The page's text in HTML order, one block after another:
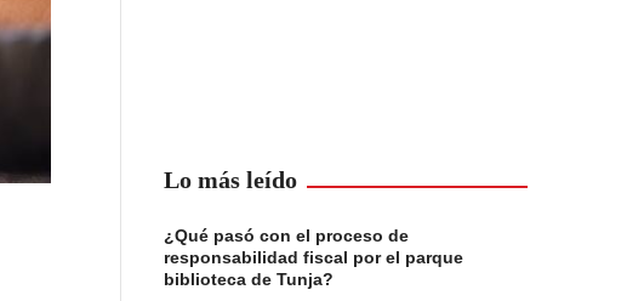
Lo más leído
¿Qué pasó con el proceso de
responsabilidad fiscal por el parque
biblioteca de Tunja?